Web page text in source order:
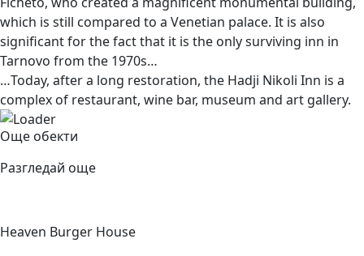
which is still compared to a Venetian palace. It is also
significant for the fact that it is the only surviving inn in
Tarnovo from the 1970s…
…Today, after a long restoration, the Hadji Nikoli Inn is a
complex of restaurant, wine bar, museum and art gallery.
Още обекти
Разгледай още
Heaven Burger House